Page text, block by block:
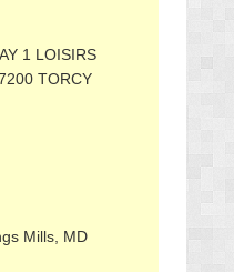
1 LOISIRS
TORCY
Mills, MD